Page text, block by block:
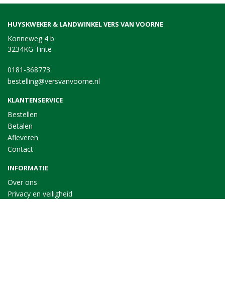
HUYSKWEKER & LANDWINKEL VERS VAN VOORNE
Konneweg 4 b
3234KG Tinte
0181-368773
bestelling@versvanvoorne.nl
KLANTENSERVICE
Bestellen
Betalen
Afleveren
Contact
INFORMATIE
Over ons
Privacy en veiligheid